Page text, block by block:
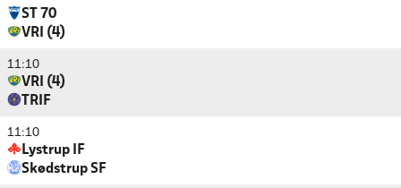
ST 70
VRI (4)
11:10
VRI (4)
TRIF
11:10
Lystrup IF
Skødstrup SF